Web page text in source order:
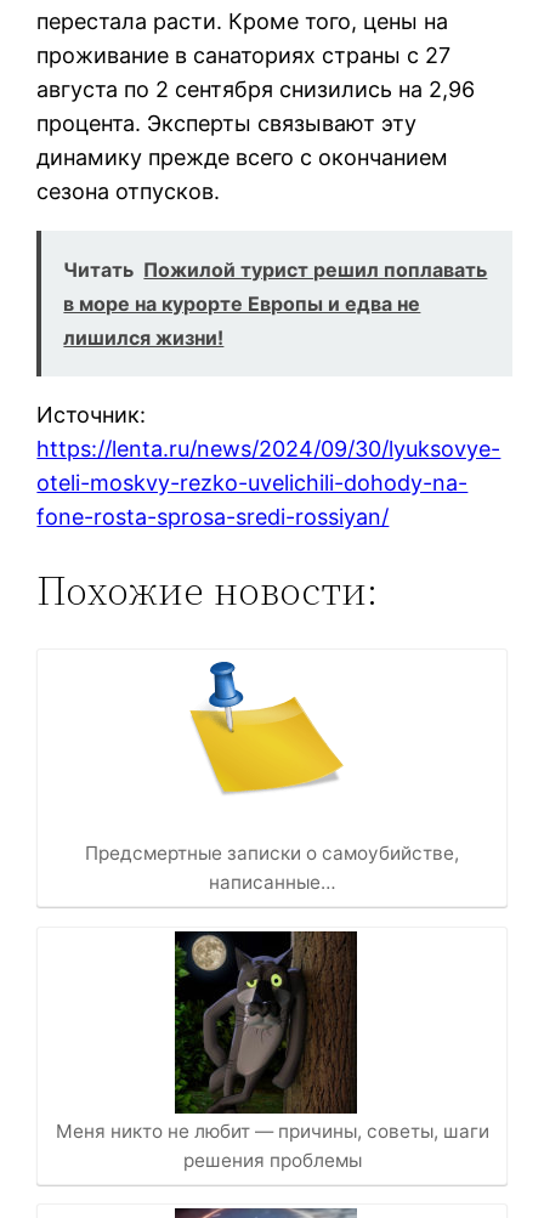
перестала расти. Кроме того, цены на
проживание в санаториях страны с 27
августа по 2 сентября снизились на 2,96
процента. Эксперты связывают эту
динамику прежде всего с окончанием
сезона отпусков.
Читать Пожилой турист решил поплавать
в море на курорте Европы и едва не
лишился жизни!
Источник:
https://lenta.ru/news/2024/09/30/lyuksovye-
oteli-moskvy-rezko-uvelichili-dohody-na-
fone-rosta-sprosa-sredi-rossiyan/
Похожие новости:
Предсмертные записки о самоубийстве,
написанные…
Меня никто не любит — причины, советы, шаги
решения проблемы